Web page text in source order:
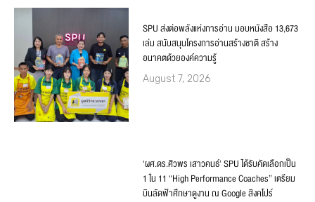
SPU ส่งต่อพลังแห่งการอ่าน มอบหนังสือ 13,673
เล่ม สนับสนุนโครงการอ่านสร้างชาติ สร้าง
อนาคตด้วยองค์ความรู้
August 7, 2026
‘ผศ.ดร.ศิวพร เสาวคนธ์’ SPU ได้รับคัดเลือกเป็น
1 ใน 11 “High Performance Coaches” เตรียม
บินลัดฟ้าศึกษาดูงาน ณ Google สิงคโปร์